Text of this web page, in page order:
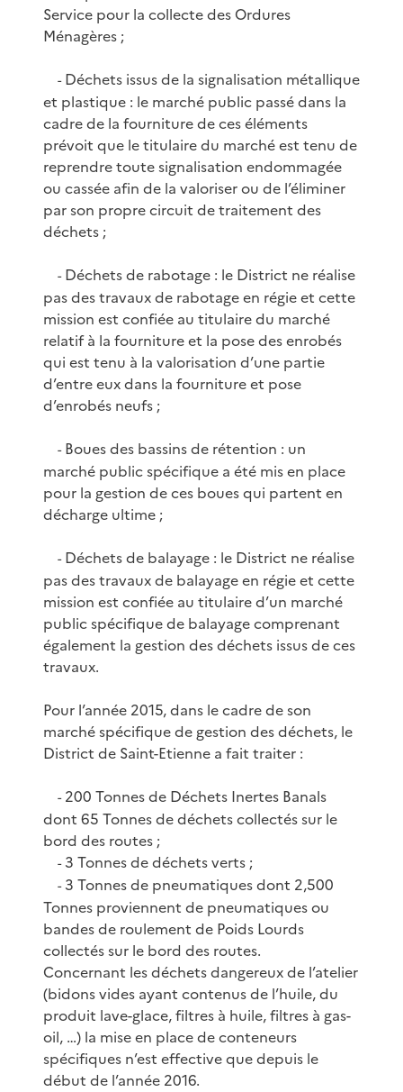
Service pour la collecte des Ordures
Ménagères ;
-Déchets issus de la signalisation métallique
et plastique : le marché public passé dans la
cadre de la fourniture de ces éléments
prévoit que le titulaire du marché est tenu de
reprendre toute signalisation endommagée
ou cassée afin de la valoriser ou de l’éliminer
par son propre circuit de traitement des
déchets ;
-Déchets de rabotage : le District ne réalise
pas des travaux de rabotage en régie et cette
mission est confiée au titulaire du marché
relatif à la fourniture et la pose des enrobés
qui est tenu à la valorisation d’une partie
d’entre eux dans la fourniture et pose
d’enrobés neufs ;
-Boues des bassins de rétention : un
marché public spécifique a été mis en place
pour la gestion de ces boues qui partent en
décharge ultime ;
-Déchets de balayage : le District ne réalise
pas des travaux de balayage en régie et cette
mission est confiée au titulaire d’un marché
public spécifique de balayage comprenant
également la gestion des déchets issus de ces
travaux.
Pour l’année 2015, dans le cadre de son
marché spécifique de gestion des déchets, le
District de Saint-Etienne a fait traiter :
-200 Tonnes de Déchets Inertes Banals
dont 65 Tonnes de déchets collectés sur le
bord des routes ;
-3 Tonnes de déchets verts ;
-3 Tonnes de pneumatiques dont 2,500
Tonnes proviennent de pneumatiques ou
bandes de roulement de Poids Lourds
collectés sur le bord des routes.
Concernant les déchets dangereux de l’atelier
(bidons vides ayant contenus de l’huile, du
produit lave-glace, filtres à huile, filtres à gas-
oil, …) la mise en place de conteneurs
spécifiques n’est effective que depuis le
début de l’année 2016.